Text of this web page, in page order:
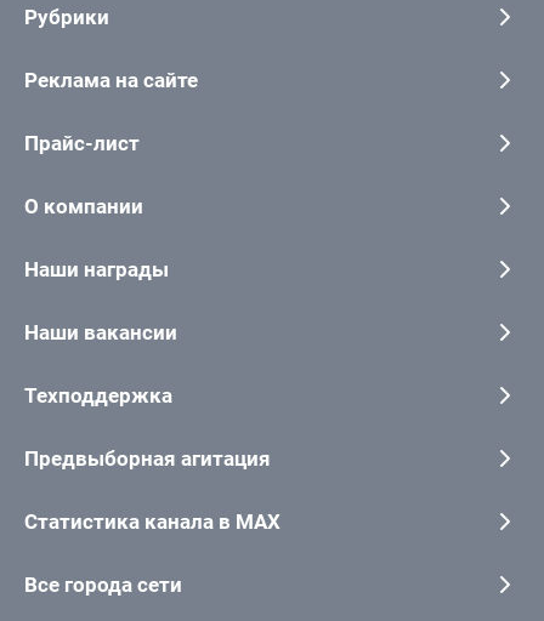
Рубрики
Реклама на сайте
Прайс-лист
О компании
Наши награды
Наши вакансии
Техподдержка
Предвыборная агитация
Статистика канала в MAX
Все города сети